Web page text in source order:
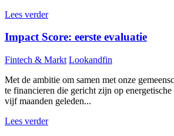
Lees verder
Impact Score: eerste evaluatie
Fintech & Markt Lookandfin
Met de ambitie om samen met onze
te financieren die gericht zijn op
vijf maanden geleden...
Lees verder